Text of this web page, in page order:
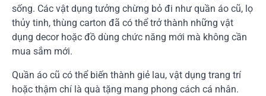
sống. Các vật dụng tưởng chừng bỏ đi như quần áo cũ, lọ
thủy tinh, thùng carton đã có thể trở thành những vật
dụng decor hoặc đồ dùng chức năng mới mà không cần
mua sắm mới.
Quần áo cũ có thể biến thành giẻ lau, vật dụng trang trí
hoặc thậm chí là quà tặng mang phong cách cá nhân.